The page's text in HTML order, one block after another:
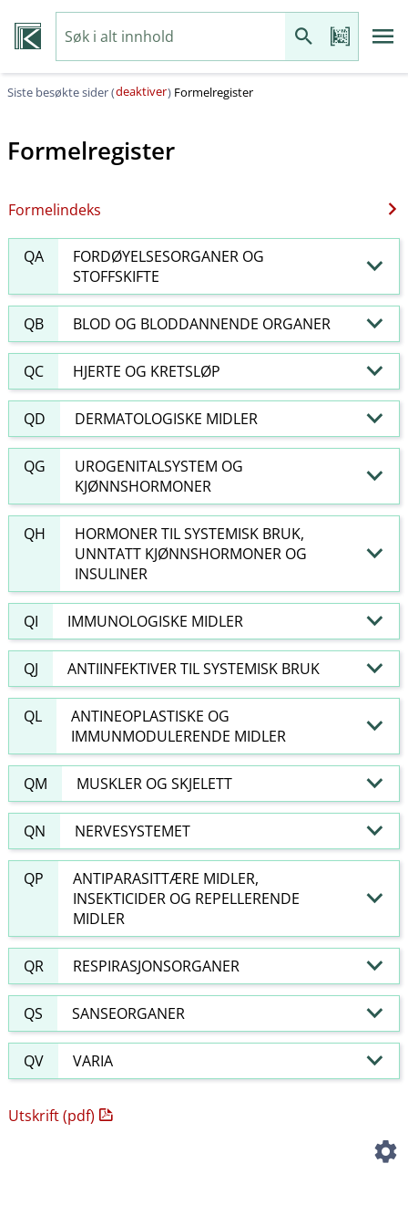
Siste besøkte sider (deaktiver) Formelregister
Formelregister
Formelindeks
QA
FORDØYELSESORGANER OG
STOFFSKIFTE
QB BLOD OG BLODDANNENDE ORGANER
QC HJERTE OG KRETSLØP
QD DERMATOLOGISKE MIDLER
QG
UROGENITALSYSTEM OG
KJØNNSHORMONER
QH
HORMONER TIL SYSTEMISK BRUK,
UNNTATT KJØNNSHORMONER OG
INSULINER
QI IMMUNOLOGISKE MIDLER
QJ ANTIINFEKTIVER TIL SYSTEMISK BRUK
QL
ANTINEOPLASTISKE OG
IMMUNMODULERENDE MIDLER
QM MUSKLER OG SKJELETT
QN NERVESYSTEMET
QP
ANTIPARASITTÆRE MIDLER,
INSEKTICIDER OG REPELLERENDE
MIDLER
QR RESPIRASJONSORGANER
QS SANSEORGANER
QV VARIA
Utskrift (pdf)